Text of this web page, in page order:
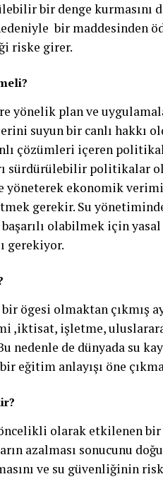
bir denge kurmasını
bir maddesinden
riske girer.
yönelik plan ve
suyun bir canlı hakkı
çözümleri içeren
sürdürülebilir politikalar
yöneterek ekonomik
gerekir. Su
olabilmek için yasal
gerekiyor.
ögesi olmaktan çıkmış
,iktisat, işletme,
de dünyada su
anlayışı öne
olarak etkilenen
azalması sonucunu
ve su güvenliğinin